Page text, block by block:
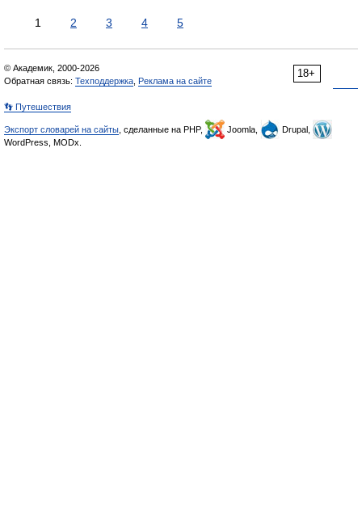
1 2 3 4 5
18+
© Академик, 2000-2026
Обратная связь: Техподдержка Реклама на сайте
👣 Путешествия
Экспорт словарей на сайты , сделанные на PHP, Joomla,
Drupal,
WordPress, MODx.